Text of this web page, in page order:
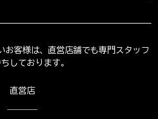
お客様は、直営店舗でも専門スタッフ
しております。
直営店